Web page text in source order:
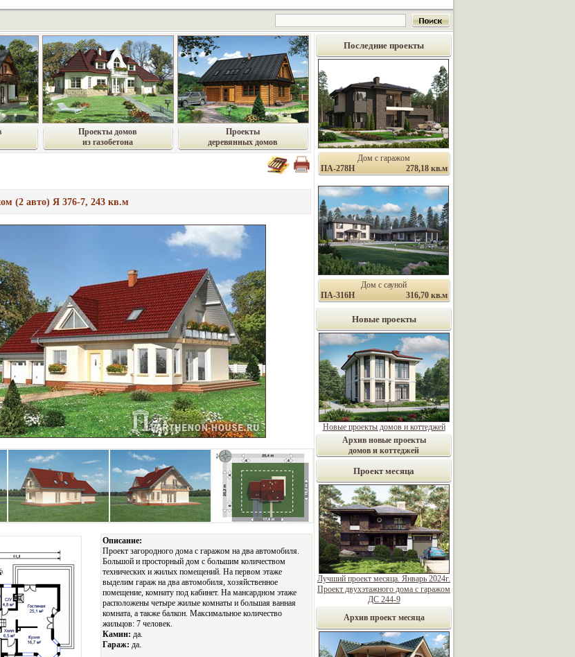
Проекты домов
из газобетона
Проекты
деревянных домов
(2 авто) Я 376-7, 243 кв.м
Описание:
Проект загородного дома с гаражом на два автомобиля.
Большой и просторный дом с большим количеством
технических и жилых помещений. На первом этаже
выделим гараж на два автомобиля, хозяйственное
помещение, комнату под кабинет. На мансардном этаже
расположены четыре жилые комнаты и большая ванная
комната, а также балкон. Максимальное количество
жильцов: 7 человек.
Камин: да.
Гараж: да.
Последние проекты
Дом с гаражом
ПА-278Н
278,18 кв.м
Дом с сауной
ПА-316Н
316,70 кв.м
Новые проекты
Новые проекты домов и коттеджей
Архив новые проекты
домов и коттеджей
Проект месяца
Лучший проект месяца. Январь 2024г.
Проект двухэтажного дома с гаражом
ДС 244-9
Архив проект месяца